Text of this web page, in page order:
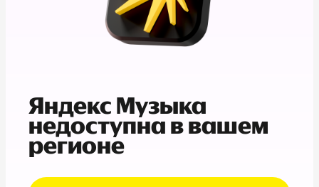
Яндекс Музыка
недоступна в вашем
регионе